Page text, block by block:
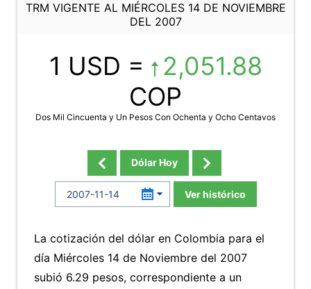
TRM VIGENTE AL MIÉRCOLES 14 DE NOVIEMBRE
DEL 2007
1 USD =
2,051.88
COP
Dos Mil Cincuenta y Un Pesos Con Ochenta y Ocho Centavos
Dólar Hoy
Ver histórico
La cotización del dólar en Colombia para el
día Miércoles 14 de Noviembre del 2007
subió 6.29 pesos, correspondiente a un